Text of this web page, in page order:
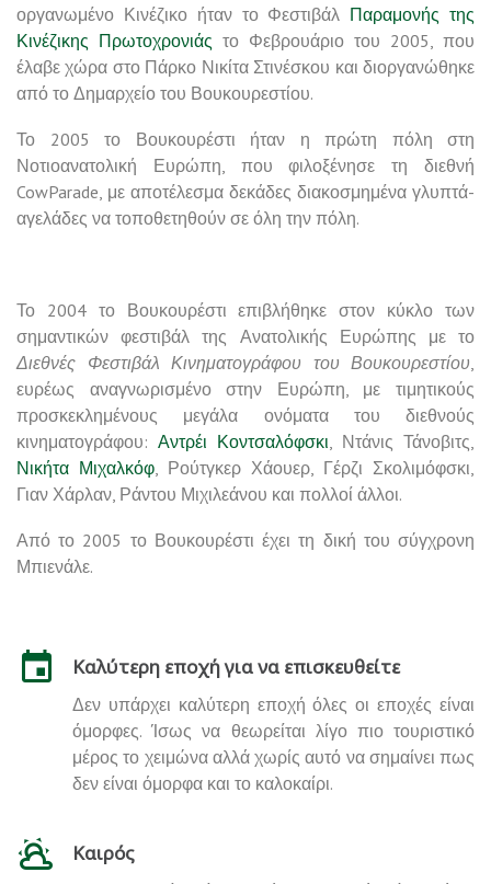
οργανωμένο Κινέζικο ήταν το Φεστιβάλ Παραμονής της
Κινέζικης Πρωτοχρονιάς το Φεβρουάριο του 2005, που
έλαβε χώρα στο Πάρκο Νικίτα Στινέσκου και διοργανώθηκε
από το Δημαρχείο του Βουκουρεστίου.
Το 2005 το Βουκουρέστι ήταν η πρώτη πόλη στη
Νοτιοανατολική Ευρώπη, που φιλοξένησε τη διεθνή
CowParade, με αποτέλεσμα δεκάδες διακοσμημένα γλυπτά-
αγελάδες να τοποθετηθούν σε όλη την πόλη.
Το 2004 το Βουκουρέστι επιβλήθηκε στον κύκλο των
σημαντικών φεστιβάλ της Ανατολικής Ευρώπης με το
Διεθνές Φεστιβάλ Κινηματογράφου του Βουκουρεστίου
ευρέως αναγνωρισμένο στην Ευρώπη, με τιμητικούς
προσκεκλημένους μεγάλα ονόματα του διεθνούς
κινηματογράφου: Αντρέι Κοντσαλόφσκι , Ντάνις Τάνοβιτς,
Νικήτα Μιχαλκόφ , Ρούτγκερ Χάουερ, Γέρζι Σκολιμόφσκι,
Γιαν Χάρλαν, Ράντου Μιχιλεάνου και πολλοί άλλοι.
Από το 2005 το Βουκουρέστι έχει τη δική του σύγχρονη
Μπιενάλε.
Καλύτερη εποχή για να επισκευθείτε
Δεν υπάρχει καλύτερη εποχή όλες οι εποχές είναι
όμορφες. Ίσως να θεωρείται λίγο πιο τουριστικό
μέρος το χειμώνα αλλά χωρίς αυτό να σημαίνει πως
δεν είναι όμορφα και το καλοκαίρι.
Καιρός